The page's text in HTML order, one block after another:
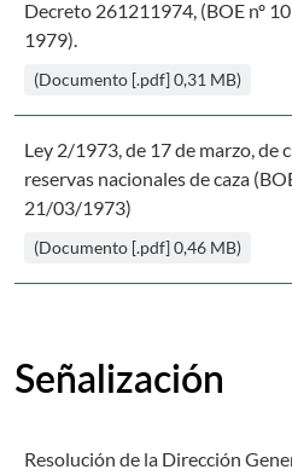
Decreto 261211974, (BOE nº
1979).
(Documento [.pdf] 0,31 MB)
Ley 2/1973, de 17 de marzo, de
reservas nacionales de caza
21/03/1973)
(Documento [.pdf] 0,46 MB)
Señalización
Resolución de la Dirección